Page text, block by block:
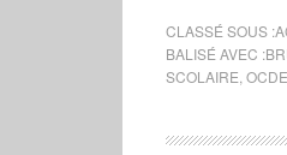
CLASSÉ SOUS :
BALISÉ AVEC :
SCOLAIRE OCDE